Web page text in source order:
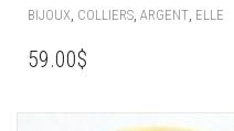
BIJOUX COLLIERS ARGENT ELLE
59.00$